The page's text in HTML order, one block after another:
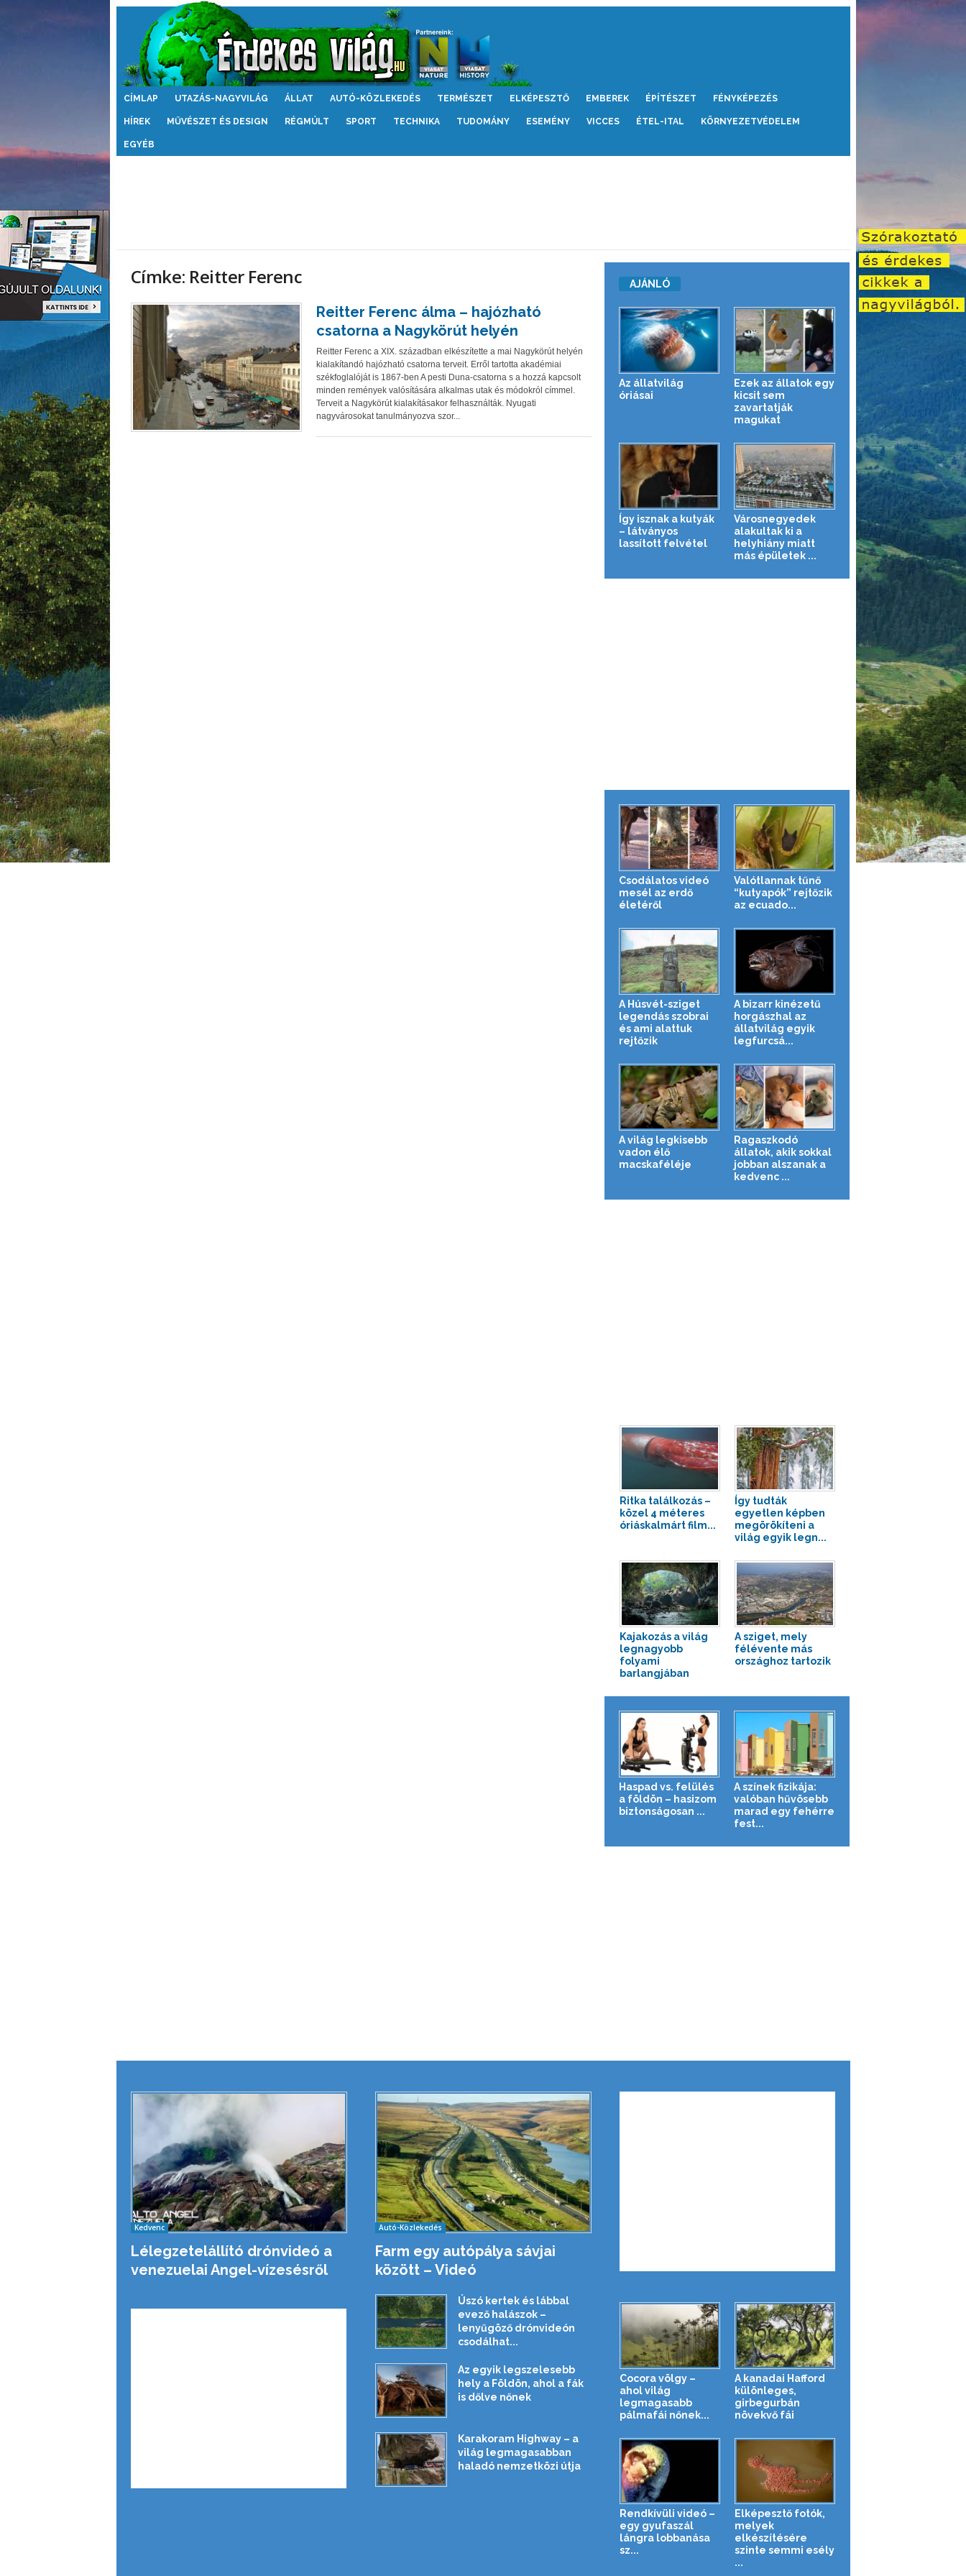
Érdekes
CÍMLAP UTAZÁS-NAGYVILÁG ÁLLAT AUTÓ-KÖZLEKEDÉS TERMÉSZET ELKÉPESZTŐ EMBEREK ÉPÍTÉSZET FÉNYKÉPEZÉS
HÍREK MŰVÉSZET ÉS DESIGN RÉGMÚLT SPORT TECHNIKA TUDOMÁNY ESEMÉNY VICCES ÉTEL-ITAL KÖRNYEZETVÉDELEM
EGYÉB
Címke: Reitter Ferenc
Reitter Ferenc álma – hajózható
csatorna a Nagykörút helyén
Reitter Ferenc a XIX. században elkészítette a mai Nagykörút helyén
kialakítandó hajózható csatorna terveit. Erről tartotta akadémiai
székfoglalóját is 1867-ben A pesti Duna-csatorna s a hozzá kapcsolt
minden remények valósítására alkalmas utak és módokról címmel.
Terveit a Nagykörút kialakításakor felhasználták. Nyugati
nagyvárosokat tanulmányozva szor...
AJÁNLÓ
Az állatvilág
óriásai
Ezek az állatok egy
kicsit sem
zavartatják
magukat
Így isznak a kutyák
– látványos
lassított felvétel
Városnegyedek
alakultak ki a
helyhiány miatt
más épületek ...
Csodálatos videó
mesél az erdő
életéről
Valótlannak tűnő
“kutyapók” rejtőzik
az ecuado...
A Húsvét-sziget
legendás szobrai
és ami alattuk
rejtőzik
A bizarr kinézetű
horgászhal az
állatvilág egyik
legfurcsá...
A világ legkisebb
vadon élő
macskaféléje
Ragaszkodó
állatok, akik sokkal
jobban alszanak a
kedvenc ...
Ritka találkozás –
közel 4 méteres
óriáskalmárt film...
Így tudták
egyetlen képben
megörökíteni a
világ egyik legn...
Kajakozás a világ
legnagyobb
folyami
barlangjában
A sziget, mely
félévente más
országhoz tartozik
Haspad vs. felülés
a földön – hasizom
biztonságosan ...
A színek fizikája:
valóban hűvösebb
marad egy fehérre
fest...
Kedvenc
Lélegzetelállító drónvideó a
venezuelai Angel-vízesésről
Autó-Közlekedés
Farm egy autópálya sávjai
között – Videó
Úszó kertek és lábbal
evező halászok –
lenyűgöző drónvideón
csodálhat...
Az egyik legszelesebb
hely a Földön, ahol a fák
is dőlve nőnek
Karakoram Highway – a
világ legmagasabban
haladó nemzetközi útja
Cocora völgy –
ahol világ
legmagasabb
pálmafái nőnek...
A kanadai Hafford
különleges,
girbegurbán
növekvő fái
Rendkívüli videó –
egy gyufaszál
lángra lobbanása
sz...
Elképesztő fotók,
melyek
elkészítésére
szinte semmi esély
...